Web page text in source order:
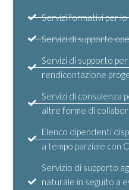
Servizi formativi per
Servizi di supporto
Servizi di supporto
rendicontazione
Servizi di consulenza
altre forme di
Elenco dipendenti
a tempo parziale con
Servizio di supporto
naturale in seguito a